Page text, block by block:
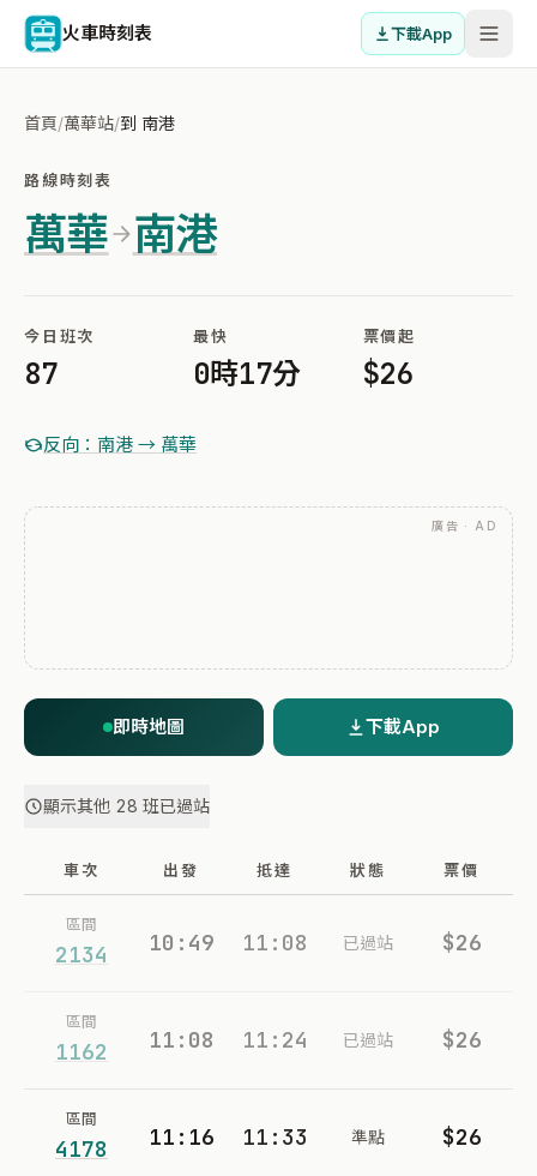
火車時刻表 下載App
首頁/萬華站/到 南港
路線時刻表
萬華 南港
今日班次
87
最快
0時17分
票價起
$26
反向：南港 → 萬華
廣告 · AD
即時地圖 下載App
顯示其他 28 班已過站
車次 出發 抵達 狀態 票價
區間
2134 10:49 11:08 已過站 $26
區間
1162 11:08 11:24 已過站 $26
區間
4178 11:16 11:33 準點 $26